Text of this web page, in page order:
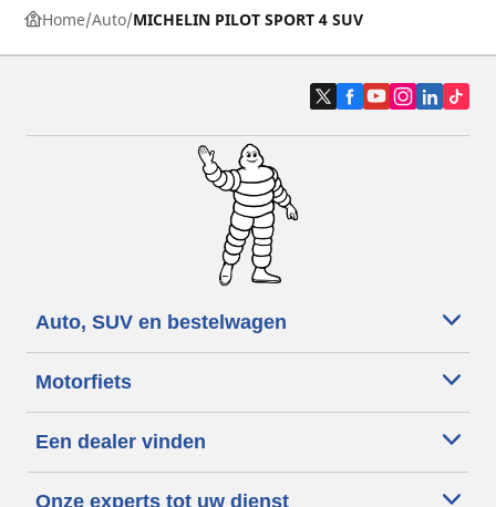
Home Auto MICHELIN PILOT SPORT 4 SUV
Auto, SUV en bestelwagen
Motorfiets
Een dealer vinden
Onze experts tot uw dienst